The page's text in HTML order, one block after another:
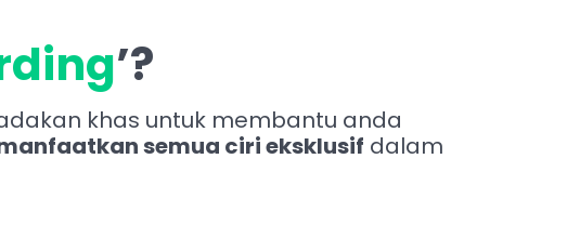
’?
semua ciri eksklusif dalam